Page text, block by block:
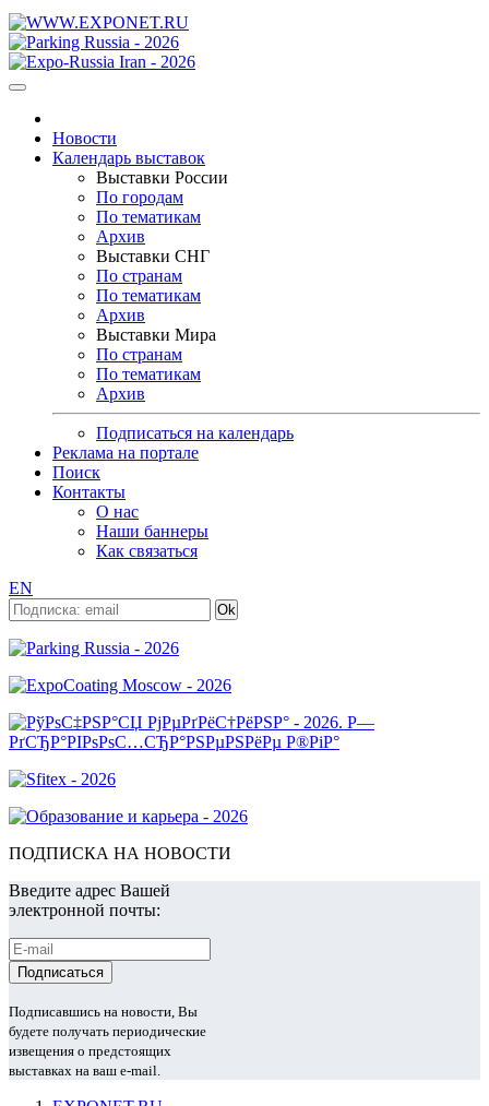
Новости
Календарь выставок
Выставки России
По городам
По тематикам
Архив
Выставки СНГ
По странам
По тематикам
Архив
Выставки Мира
По странам
По тематикам
Архив
Подписаться на календарь
Реклама на портале
Поиск
Контакты
О нас
Наши баннеры
Как связаться
EN
ПОДПИСКА НА НОВОСТИ
Введите адрес Вашей
электронной почты:
Подписавшись на новости, Вы
будете получать периодические
извещения о предстоящих
выставках на ваш e-mail.